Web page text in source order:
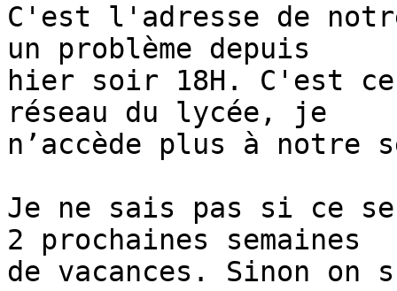
C'est l'adresse de
un problème depuis
hier soir 18H. C'est
réseau du lycée, je
n’accède plus à notre
Je ne sais pas si ce
2 prochaines semaines
de vacances. Sinon on